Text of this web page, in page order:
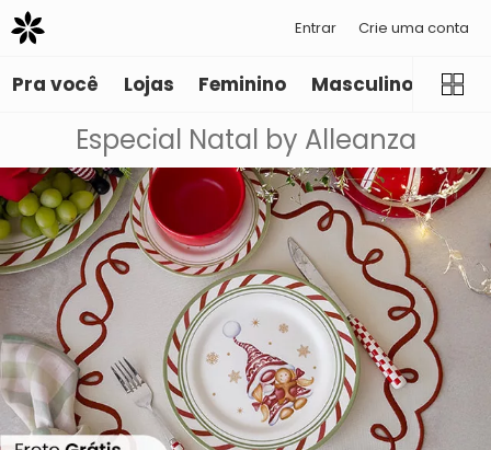
Entrar Crie uma conta
Pra você Lojas Feminino Masculino
Especial Natal by Alleanza